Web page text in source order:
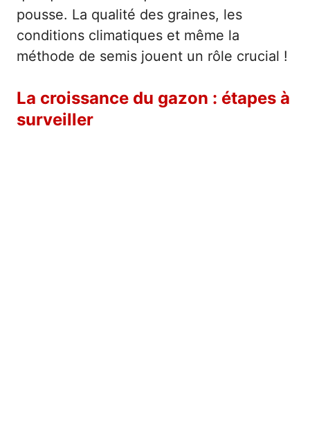
pousse. La qualité des graines, les
conditions climatiques et même la
méthode de semis jouent un rôle crucial !
La croissance du gazon : étapes à
surveiller